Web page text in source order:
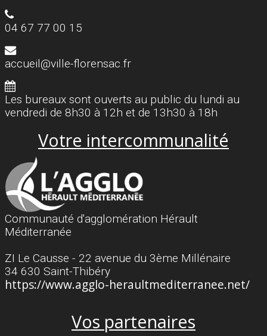
04 67 77 00 15
accueil@ville-florensac.fr
Les bureaux sont ouverts au public du lundi au
vendredi de 8h30 à 12h et de 13h30 à 18h
Votre intercommunalité
Communauté d'agglomération Hérault
Méditerranée
ZI Le Causse - 22 avenue du 3ème Millénaire
34 630 Saint-Thibéry
https://www.agglo-heraultmediterranee.net/
Vos partenaires